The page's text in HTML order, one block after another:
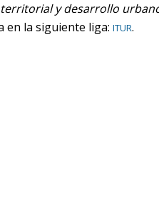
y desarrollo
en la siguiente liga: ITUR.